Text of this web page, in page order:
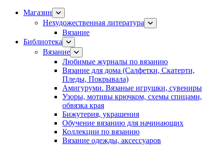
Магазин
Нехудожественная литература
Вязание
Библиотека
Вязание
Любимые журналы по вязанию
Вязание для дома (Салфетки, Скатерти,
Пледы, Покрывала)
Амигуруми. Вязаные игрушки, сувениры
Узоры, мотивы крючком, схемы спицами,
обвязка края
Бижутерия, украшения
Обучение вязанию для начинающих
Коллекции по вязанию
Вязание одежды, аксессуаров